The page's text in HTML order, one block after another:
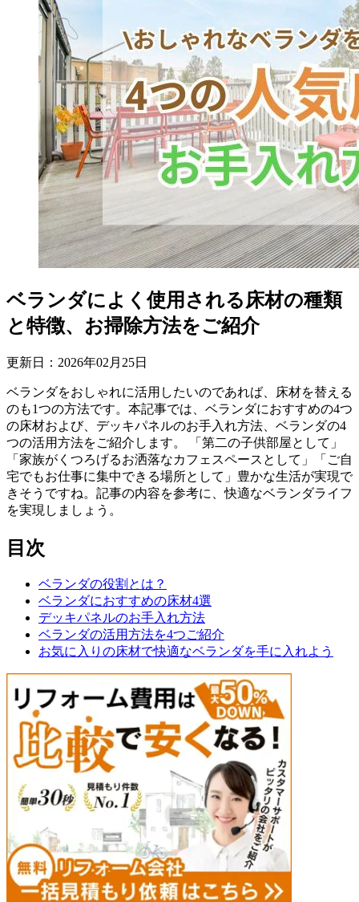
ベランダによく使用される床材の種類
と特徴、お掃除方法をご紹介
更新日： 2026年02 月 25日
ベランダをおしゃれに活用したいのであれば、床材を替える
のも1つの方法です。本記事では、ベランダにおすすめの4つ
の床材および、デッキパネルのお手入れ方法、ベランダの4
つの活用方法をご紹介します。 「第二の子供部屋として」
「家族がくつろげるお洒落なカフェスペースとして」「ご自
宅でもお仕事に集中できる場所として」豊かな生活が実現で
きそうですね。記事の内容を参考に、快適なベランダライフ
を実現しましょう。
目次
ベランダの役割とは？
ベランダにおすすめの床材4選
デッキパネルのお手入れ方法
ベランダの活用方法を4つご紹介
お気に入りの床材で快適なベランダを手に入れよう